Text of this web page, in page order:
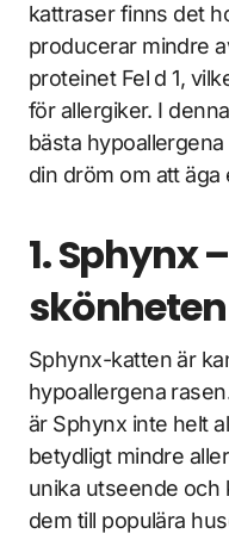
kattraser finns det
producerar mindre
proteinet Fel d 1,
för allergiker. I
bästa
din dröm om att
1. Sphynx
skönheten
Sphynx-katten är
hypoallergena
är Sphynx inte helt
betydligt mindre
unika utseende och
dem till populära